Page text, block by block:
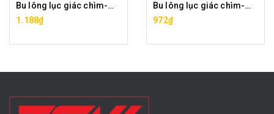
Bu lông lục giác chìm-M5x6
1.188₫
Bu lông lục giác chìm-M5x8
972₫